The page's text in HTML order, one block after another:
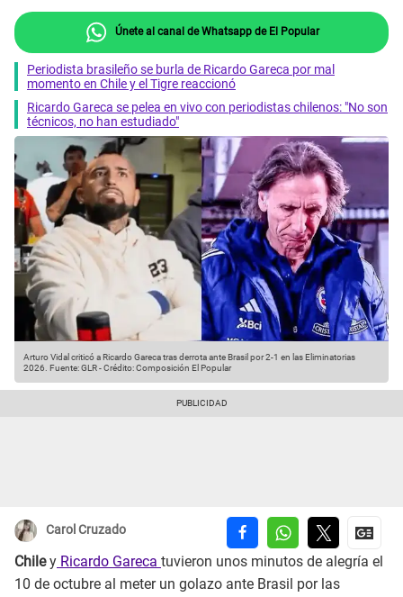
Únete al canal de Whatsapp de El Popular
Periodista brasileño se burla de Ricardo Gareca por mal
momento en Chile y el Tigre reaccionó
Ricardo Gareca se pelea en vivo con periodistas chilenos: "No son
técnicos, no han estudiado"
Arturo Vidal criticó a Ricardo Gareca tras derrota ante Brasil por 2-1 en las Eliminatorias
2026. Fuente: GLR-Crédito: Composición El Popular
Carol Cruzado
Chiley Ricardo Gareca tuvieron unos minutos de alegría el
10 de octubre al meter un golazo ante Brasil por las